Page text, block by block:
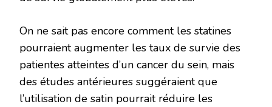
On ne sait pas encore comment les statines
pourraient augmenter les taux de survie des
patientes atteintes d’un cancer du sein, mais
des études antérieures suggéraient que
l’utilisation de satin pourrait réduire les